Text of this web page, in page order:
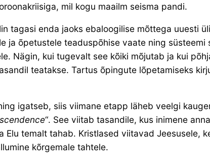
mil kogu maailm seisma pandi.
tagasi enda jaoks ebaloogilise mõttega uuesti
ja õpetustele teaduspõhise vaate ning
Nägin, kui tugevalt see kõiki mõjutab ja kui
teatakse. Tartus õpingute lõpetamiseks
igatseb, siis viimane etapp läheb veelgi
“. See viitab tasandile, kus inimene
temalt tahab. Kristlased viitavad Jeesusele,
kõrgemale tahtele.